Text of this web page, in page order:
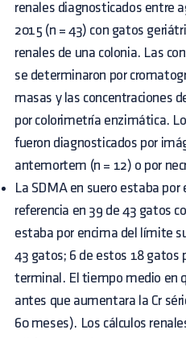
renales diagnosticados entre
2015 (n = 43) con gatos
renales de una colonia. Las
se determinaron por
masas y las concentraciones
por colorimetría enzimática.
fueron diagnosticados por
antemortem (n = 12) o por
La SDMA en suero estaba
referencia en 39 de 43 gatos
estaba por encima del límite
43 gatos; 6 de estos 18 gatos
terminal. El tiempo medio en
antes que aumentara la Cr
60 meses). Los cálculos